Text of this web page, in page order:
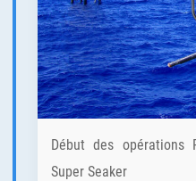
Début des opérations
Super Seaker